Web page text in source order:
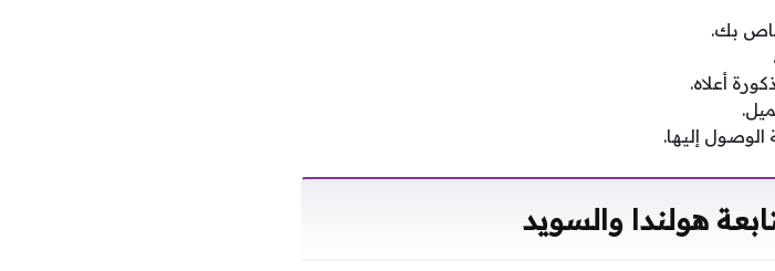
بك.
أعلاه.
إليها.
هولندا والسويد